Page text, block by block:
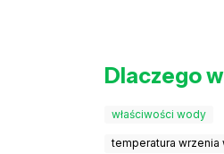
Dlaczego
właściwości wody
temperatura wrzenia